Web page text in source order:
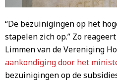
“De bezuinigingen op het
stapelen zich op.” Zo
Limmen van de Vereniging
aankondiging door het
bezuinigingen op de